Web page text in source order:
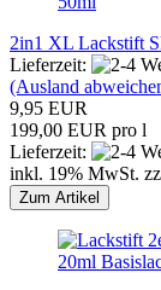
2in1 XL Lackstift
Lieferzeit:
(Ausland
9,95 EUR
199,00 EUR pro l
Lieferzeit:
inkl. 19% MwSt.
Zum Artikel